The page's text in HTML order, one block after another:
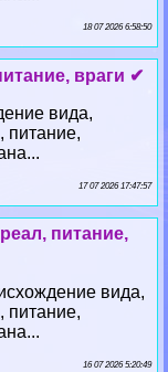
18 07 2026 6:58:50
враги ✔
вида,
питание,
17 07 2026 17:47:57
питание,
вида,
питание,
16 07 2026 5:20:49